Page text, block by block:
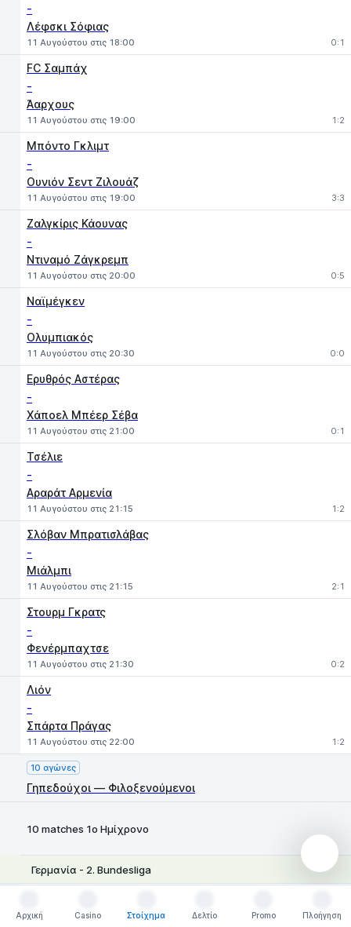
-
Λέφσκι Σόφιας
11 Αυγούστου στις 18:00 0:1
FC Σαμπάχ
-
Άαρχους
11 Αυγούστου στις 19:00 1:2
Μπόντο Γκλιμτ
-
Ουνιόν Σεντ Ζιλουάζ
11 Αυγούστου στις 19:00 3:3
Ζαλγκίρις Κάουνας
-
Ντιναμό Ζάγκρεμπ
11 Αυγούστου στις 20:00 0:5
Ναϊμέγκεν
-
Ολυμπιακός
11 Αυγούστου στις 20:30 0:0
Ερυθρός Αστέρας
-
Χάποελ Μπέερ Σέβα
11 Αυγούστου στις 21:00 0:1
Τσέλιε
-
Αραράτ Αρμενία
11 Αυγούστου στις 21:15 1:2
Σλόβαν Μπρατισλάβας
-
Μιάλμπι
11 Αυγούστου στις 21:15 2:1
Στουρμ Γκρατς
-
Φενέρμπαχτσε
11 Αυγούστου στις 21:30 0:2
Λιόν
-
Σπάρτα Πράγας
11 Αυγούστου στις 22:00 1:2
10 αγώνες
Γηπεδούχοι — Φιλοξενούμενοι
10 matches 1ο Ημίχρονο
Γερμανία - 2. Bundesliga
-
Αρχική
Casino
Στοίχημα
Δελτίο
Promo
Πλοήγηση